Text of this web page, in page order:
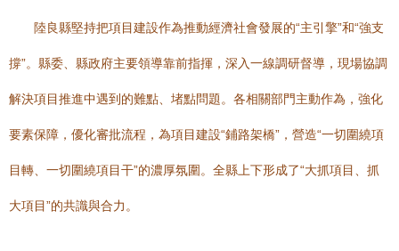
陸良縣堅持把項目建設作為推動經濟社會發展的“主引擎”和“強支
撐”。縣委、縣政府主要領導靠前指揮，深入一線調研督導，現場協調
解決項目推進中遇到的難點、堵點問題。各相關部門主動作為，強化
要素保障，優化審批流程，為項目建設“鋪路架橋”，營造“一切圍繞項
目轉、一切圍繞項目干”的濃厚氛圍。全縣上下形成了“大抓項目、抓
大項目”的共識與合力。